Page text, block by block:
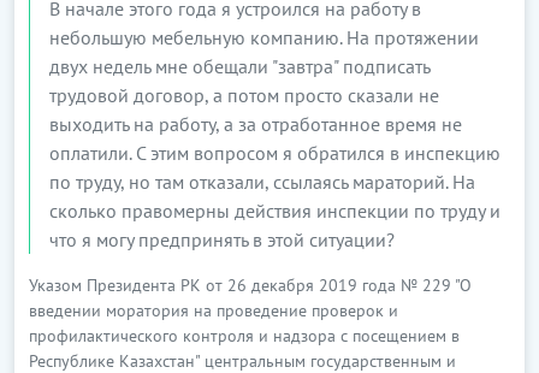
В начале этого года я устроился на работу в
небольшую мебельную компанию. На протяжении
двух недель мне обещали "завтра" подписать
трудовой договор, а потом просто сказали не
выходить на работу, а за отработанное время не
оплатили. С этим вопросом я обратился в инспекцию
по труду, но там отказали, ссылаясь мараторий. На
сколько правомерны действия инспекции по труду и
что я могу предпринять в этой ситуации?
Указом Президента РК от 26 декабря 2019 года № 229 "О
введении моратория на проведение проверок и
профилактического контроля и надзора с посещением в
Республике Казахстан" центральным государственным и